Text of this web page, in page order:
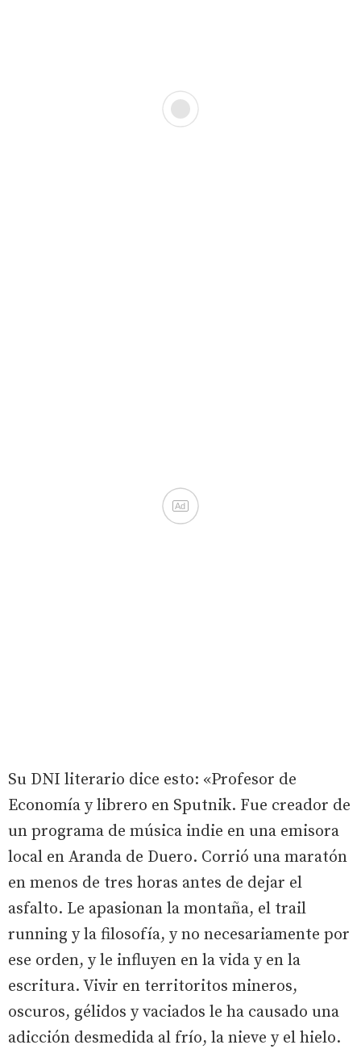
Ad
Su DNI literario dice esto: «Profesor de
Economía y librero en Sputnik. Fue creador de
un programa de música indie en una emisora
local en Aranda de Duero. Corrió una maratón
en menos de tres horas antes de dejar el
asfalto. Le apasionan la montaña, el trail
running y la filosofía, y no necesariamente por
ese orden, y le influyen en la vida y en la
escritura. Vivir en territoritos mineros,
oscuros, gélidos y vaciados le ha causado una
adicción desmedida al frío, la nieve y el hielo.